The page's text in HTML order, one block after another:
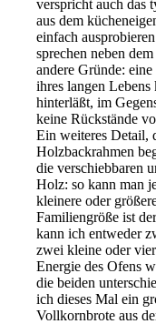
verspricht auch das
aus dem
einfach
sprechen neben
andere Gründe:
ihres langen
hinterläßt, im
keine Rückstände
Ein weiteres Detail,
Holzbackrahmen
die verschiebbaren
Holz: so kann man
kleinere oder
Familiengröße ist
kann ich entweder
zwei kleine oder
Energie des Ofens
die beiden
ich dieses Mal ein
Vollkornbrote aus